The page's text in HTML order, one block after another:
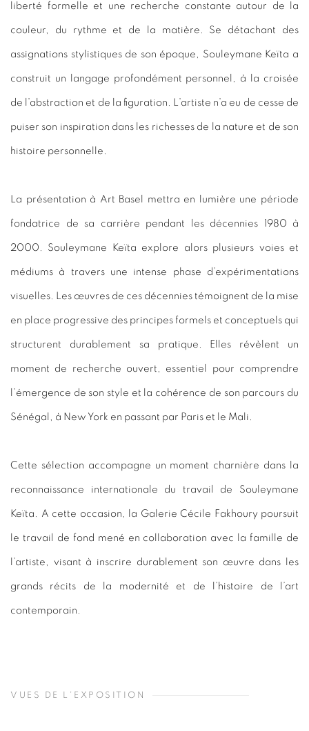
liberté formelle et une recherche constante autour de la
couleur, du rythme et de la matière. Se détachant des
assignations stylistiques de son époque, Souleymane Keïta a
construit un langage profondément personnel, à la croisée
de l’abstraction et de la figuration. L’artiste n’a eu de cesse de
puiser son inspiration dans les richesses de la nature et de son
histoire personnelle.
La présentation à Art Basel mettra en lumière une période
fondatrice de sa carrière pendant les décennies 1980 à
2000. Souleymane Keïta explore alors plusieurs voies et
médiums à travers une intense phase d’expérimentations
visuelles. Les œuvres de ces décennies témoignent de la mise
en place progressive des principes formels et conceptuels qui
structurent durablement sa pratique. Elles révèlent un
moment de recherche ouvert, essentiel pour comprendre
l’émergence de son style et la cohérence de son parcours du
Sénégal, à New York en passant par Paris et le Mali.
Cette sélection accompagne un moment charnière dans la
reconnaissance internationale du travail de Souleymane
Keïta. A cette occasion, la Galerie Cécile Fakhoury poursuit
le travail de fond mené en collaboration avec la famille de
l’artiste, visant à inscrire durablement son œuvre dans les
grands récits de la modernité et de l’histoire de l’art
contemporain.
VUES DE L'EXPOSITION